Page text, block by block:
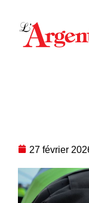
27 février